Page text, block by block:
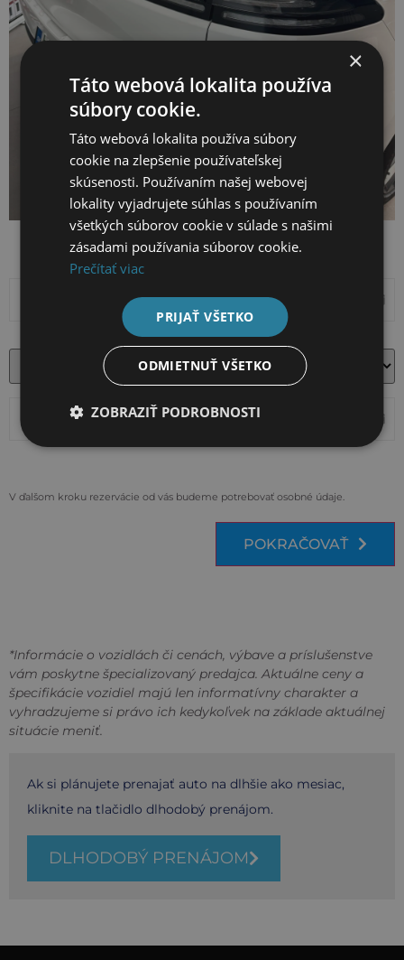
V ďalšom kroku rezervácie od vás budeme potrebovať osobné údaje.
POKRAČOVAŤ
*Informácie o vozidlách či cenách, výbave a príslušenstve
vám poskytne špecializovaný predajca. Aktuálne ceny a
špecifikácie vozidiel majú len informatívny charakter a
vyhradzujeme si právo ich kedykoľvek na základe aktuálnej
situácie meniť.
Ak si plánujete prenajať auto na dlhšie ako mesiac,
kliknite na tlačidlo dlhodobý prenájom.
DLHODOBÝ PRENÁJOM
×
Táto webová lokalita používa
súbory cookie.
Táto webová lokalita používa súbory
cookie na zlepšenie používateľskej
skúsenosti. Používaním našej webovej
lokality vyjadrujete súhlas s používaním
všetkých súborov cookie v súlade s našimi
zásadami používania súborov cookie.
Prečítať viac
PRIJAŤ VŠETKO
ODMIETNUŤ VŠETKO
ZOBRAZIŤ PODROBNOSTI